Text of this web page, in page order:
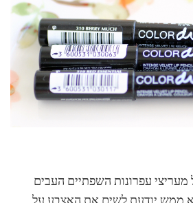
מעריצי עפרונות השפתיים העבים